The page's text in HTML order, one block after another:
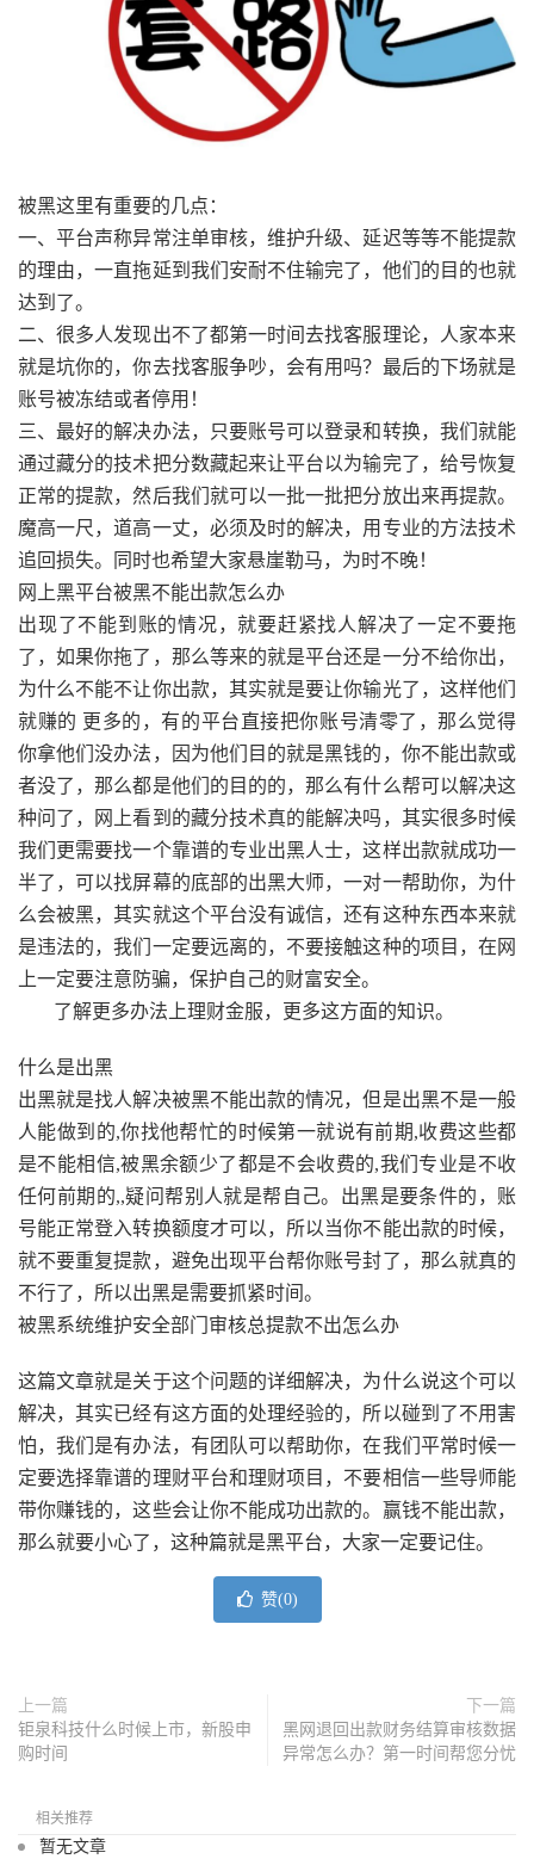
被黑这里有重要的几点：
一、平台声称异常注单审核，维护升级、延迟等等不能提款
的理由，一直拖延到我们安耐不住输完了，他们的目的也就
达到了。
二、很多人发现出不了都第一时间去找客服理论，人家本来
就是坑你的，你去找客服争吵，会有用吗？最后的下场就是
账号被冻结或者停用！
三、最好的解决办法，只要账号可以登录和转换，我们就能
通过藏分的技术把分数藏起来让平台以为输完了，给号恢复
正常的提款，然后我们就可以一批一批把分放出来再提款。
魔高一尺，道高一丈，必须及时的解决，用专业的方法技术
追回损失。同时也希望大家悬崖勒马，为时不晚！
网上黑平台被黑不能出款怎么办
出现了不能到账的情况，就要赶紧找人解决了一定不要拖
了，如果你拖了，那么等来的就是平台还是一分不给你出，
为什么不能不让你出款，其实就是要让你输光了，这样他们
就赚的 更多的，有的平台直接把你账号清零了，那么觉得
你拿他们没办法，因为他们目的就是黑钱的，你不能出款或
者没了，那么都是他们的目的的，那么有什么帮可以解决这
种问了，网上看到的藏分技术真的能解决吗，其实很多时候
我们更需要找一个靠谱的专业出黑人士，这样出款就成功一
半了，可以找屏幕的底部的出黑大师，一对一帮助你，为什
么会被黑，其实就这个平台没有诚信，还有这种东西本来就
是违法的，我们一定要远离的，不要接触这种的项目，在网
上一定要注意防骗，保护自己的财富安全。
了解更多办法上理财金服，更多这方面的知识。
什么是出黑
出黑就是找人解决被黑不能出款的情况，但是出黑不是一般
人能做到的,你找他帮忙的时候第一就说有前期,收费这些都
是不能相信,被黑余额少了都是不会收费的,我们专业是不收
任何前期的,,疑问帮别人就是帮自己。出黑是要条件的，账
号能正常登入转换额度才可以，所以当你不能出款的时候，
就不要重复提款，避免出现平台帮你账号封了，那么就真的
不行了，所以出黑是需要抓紧时间。
被黑系统维护安全部门审核总提款不出怎么办
这篇文章就是关于这个问题的详细解决，为什么说这个可以
解决，其实已经有这方面的处理经验的，所以碰到了不用害
怕，我们是有办法，有团队可以帮助你，在我们平常时候一
定要选择靠谱的理财平台和理财项目，不要相信一些导师能
带你赚钱的，这些会让你不能成功出款的。赢钱不能出款，
那么就要小心了，这种篇就是黑平台，大家一定要记住。
赞(0)
上一篇
钜泉科技什么时候上市，新股申
购时间
下一篇
黑网退回出款财务结算审核数据
异常怎么办？第一时间帮您分忧
相关推荐
暂无文章